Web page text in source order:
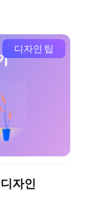
디자인 팁
자인